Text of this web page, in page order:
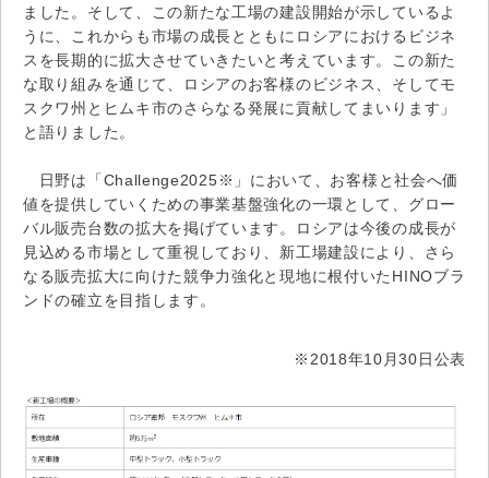
ました。そして、この新たな工場の建設開始が示しているよ
うに、これからも市場の成長とともにロシアにおけるビジネ
スを長期的に拡大させていきたいと考えています。この新た
な取り組みを通じて、ロシアのお客様のビジネス、そしてモ
スクワ州とヒムキ市のさらなる発展に貢献してまいります」
と語りました。
日野は「Challenge2025※」において、お客様と社会へ価
値を提供していくための事業基盤強化の一環として、グロー
バル販売台数の拡大を掲げています。ロシアは今後の成長が
見込める市場として重視しており、新工場建設により、さら
なる販売拡大に向けた競争力強化と現地に根付いたHINOブラ
ンドの確立を目指します。
※2018年10月30日公表